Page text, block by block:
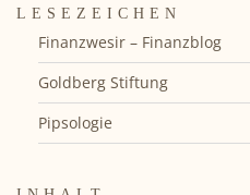
LESEZEICHEN
Finanzwesir – Finanzblog
Goldberg Stiftung
Pipsologie